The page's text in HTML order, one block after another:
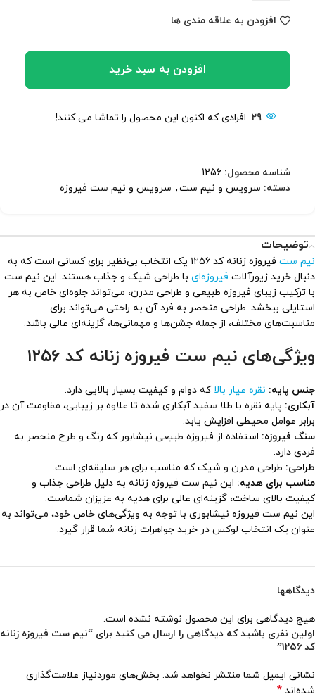
افزودن به علاقه مندی ها
افزودن به سبد خرید
29 افرادی که اکنون این محصول را تماشا می کنند!
شناسه محصول: 1256
دسته: سرویس و نیم ست, سرویس و نیم ست فیروزه
توضیحات
نیم ست
فیروزه زنانه کد ۱۲۵۶ یک انتخاب بی‌نظیر برای کسانی است که به
دنبال خرید زیورآلات فیروزه‌ای با طراحی شیک و جذاب هستند. این نیم ست
با ترکیب زیبای فیروزه طبیعی و طراحی مدرن، می‌تواند جلوه‌ای خاص به هر
استایلی ببخشد. طراحی منحصر به فرد آن به راحتی می‌تواند برای
مناسبت‌های مختلف، از جمله جشن‌ها و مهمانی‌ها، گزینه‌ای عالی باشد.
ویژگی‌های نیم ست فیروزه زنانه کد ۱۲۵۶
جنس پایه: نقره عیار بالا که دوام و کیفیت بسیار بالایی دارد.
آبکاری: پایه نقره با طلا سفید آبکاری شده تا علاوه بر زیبایی، مقاومت آن در
برابر عوامل محیطی افزایش یابد.
سنگ فیروزه: استفاده از فیروزه طبیعی نیشابور که رنگ و طرح منحصر به
فردی دارد.
طراحی: طراحی مدرن و شیک که مناسب برای هر سلیقه‌ای است.
مناسب برای هدیه: این نیم ست فیروزه زنانه به دلیل طراحی جذاب و
کیفیت بالای ساخت، گزینه‌ای عالی برای هدیه به عزیزان شماست.
این نیم ست فیروزه‌ نیشابوری با توجه به ویژگی‌های خاص خود، می‌تواند به
عنوان یک انتخاب لوکس در خرید جواهرات زنانه شما قرار گیرد.
دیدگاهها
هیچ دیدگاهی برای این محصول نوشته نشده است.
اولین نفری باشید که دیدگاهی را ارسال می کنید برای “نیم ست فیروزه زنانه
کد 1256”
نشانی ایمیل شما منتشر نخواهد شد. بخش‌های موردنیاز علامت‌گذاری
شده‌اند *